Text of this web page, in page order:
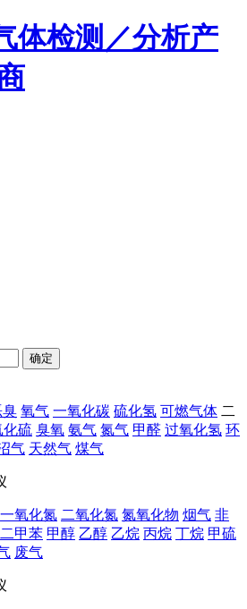
体检测／分析产
臭 氧气 一氧化碳 硫化氢 可燃气体 二
化硫 臭氧 氨气 氮气 甲醛 过氧化氢 环
气 天然气 煤气
一氧化氮 二氧化氮 氮氧化物 烟气 非
二甲苯 甲醇 乙醇 乙烷 丙烷 丁烷 甲硫
废气